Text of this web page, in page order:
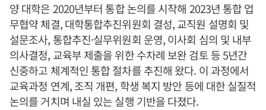
양 대학은 2020년부터 통합 논의를 시작해 2023년 통합 업
무협약 체결, 대학통합추진위원회 결성, 교직원 설명회 및
설문조사, 통합추진·실무위원회 운영, 이사회 심의 및 내부
의사결정, 교육부 제출을 위한 수차례 보완 검토 등 5년간
신중하고 체계적인 통합 절차를 추진해 왔다. 이 과정에서
교육과정 연계, 조직 개편, 학생 복지 방안 등에 대한 실질적
논의를 거치며 내실 있는 실행 기반을 다졌다.